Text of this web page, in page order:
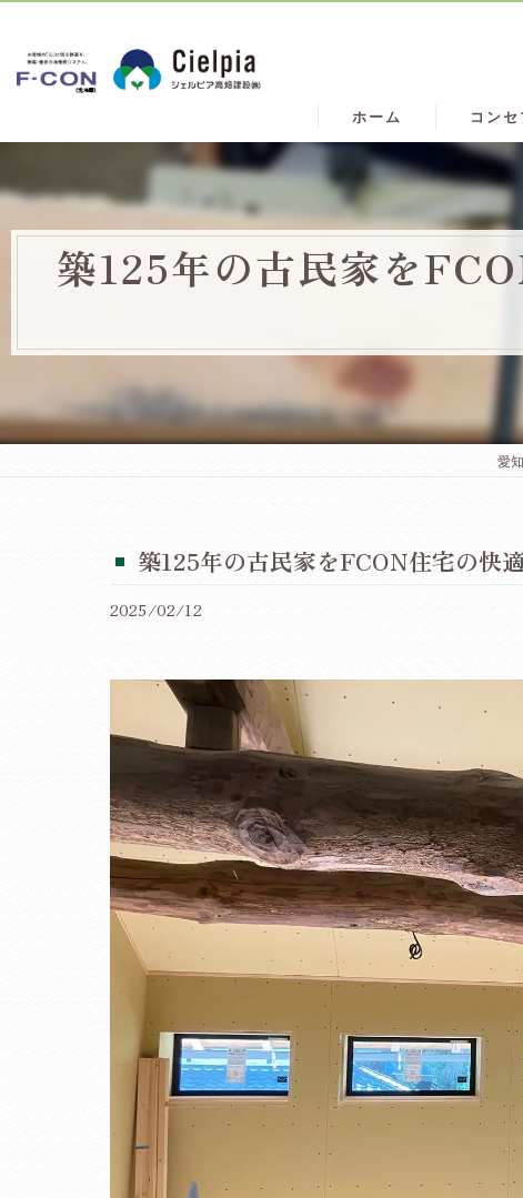
ホーム コンセ
築125年の古民家を
愛
築125年の古民家をFCON住宅の快
2025/02/12